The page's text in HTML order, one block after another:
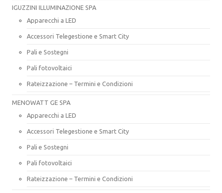
IGUZZINI ILLUMINAZIONE SPA
Apparecchi a LED
Accessori Telegestione e Smart City
Pali e Sostegni
Pali fotovoltaici
Rateizzazione – Termini e Condizioni
MENOWATT GE SPA
Apparecchi a LED
Accessori Telegestione e Smart City
Pali e Sostegni
Pali fotovoltaici
Rateizzazione – Termini e Condizioni